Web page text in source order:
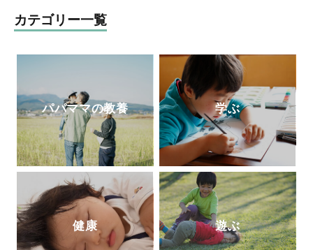
き、各々の才能を伸ばすきっかけとなる誌
面作りを心掛けています。時代に即した上
質な知育学習記事・付録を掲載していま
カテゴリー一覧
パパママの教養 学ぶ
健康 遊ぶ